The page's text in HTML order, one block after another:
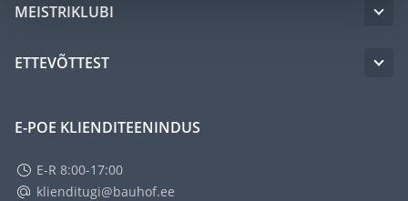
MEISTRIKLUBI
ETTEVÕTTEST
E-POE KLIENDITEENINDUS
E-R 8:00-17:00
klienditugi@bauhof.ee